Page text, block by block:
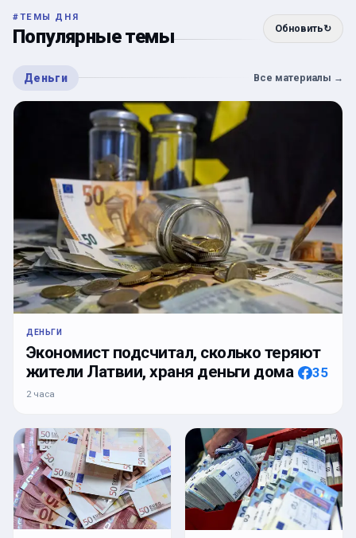
#ТЕМЫ ДНЯ
Популярные темы Обновить↻
Деньги Все материалы →
ДЕНЬГИ
Экономист подсчитал, сколько теряют
жители Латвии, храня деньги дома
35
2 часа